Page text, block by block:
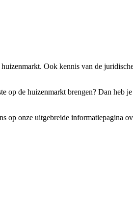
Ook kennis van de
de huizenmarkt brengen? Dan heb
op onze uitgebreide informatiepagina